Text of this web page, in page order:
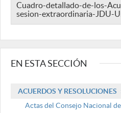
Cuadro-detallado-de-los-
sesion-extraordinaria-JDU-
EN ESTA SECCIÓN
ACUERDOS Y RESOLUCIONES
Actas del Consejo Nacional